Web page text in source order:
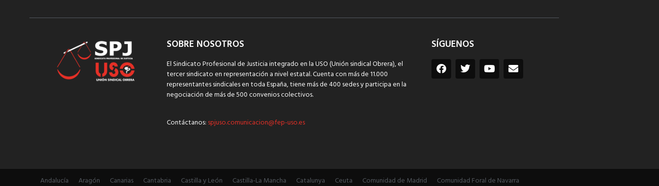
SOBRE NOSOTROS
El Sindicato Profesional de Justicia integrado en la USO (Unión sindical Obrera), el
tercer sindicato en representación a nivel estatal. Cuenta con más de 11.000
representantes sindicales en toda España, tiene más de 400 sedes y participa en la
negociación de más de 500 convenios colectivos.
Contáctanos: spjuso.comunicacion@fep-uso.es
SÍGUENOS
Andalucía Aragón Canarias Cantabria Castilla y León Castilla-La Mancha Catalunya Ceuta Comunidad de Madrid Comunidad Foral de Navarra